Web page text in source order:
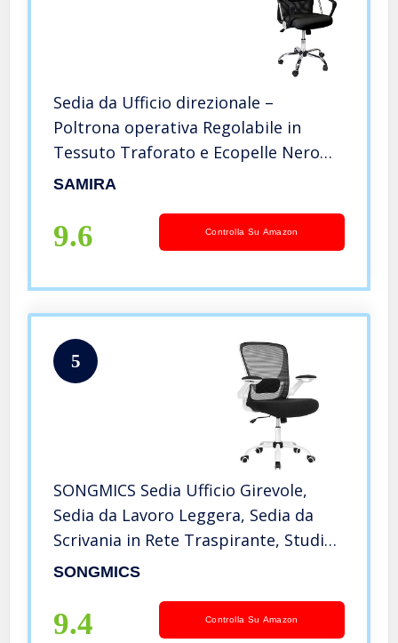
Sedia da Ufficio direzionale –
Poltrona operativa Regolabile in
Tessuto Traforato e Ecopelle Nero
MOD. Siena
SAMIRA
9.6 Controlla Su Amazon
5
SONGMICS Sedia Ufficio Girevole,
Sedia da Lavoro Leggera, Sedia da
Scrivania in Rete Traspirante, Studio,
Ergonomica, Braccioli Ribaltabili,
e Bianco OBN37WT
SONGMICS
9.4 Controlla Su Amazon